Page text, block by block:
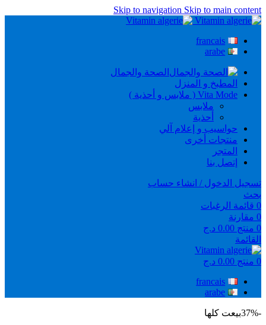
Skip to navigation Skip to main content
francais
arabe
الصحة والجمال
المطبخ و المنزل
Vita Mode ( ملابس و أحذية )
ملابس
أحذية
حواسيب و إعلام آلي
منتجات أخرى
المتجر
إتصل بنا
تسجيل الدخول / انشاء حساب
بحث
0 قائمة الرغبات
0 مقارنة
0 منتج 0.00 د.ج
القائمة
0 منتج 0.00 د.ج
francais
arabe
-37% بيعت كلها